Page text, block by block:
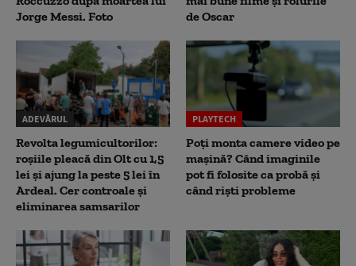
Jorge Messi. Foto
de Oscar
ADEVĂRUL
Revolta legumicultorilor:
roșiile pleacă din Olt cu 1,5
lei și ajung la peste 5 lei în
Ardeal. Cer controale și
eliminarea samsarilor
PLAYTECH
Poți monta camere video pe
mașină? Când imaginile
pot fi folosite ca probă și
când riști probleme